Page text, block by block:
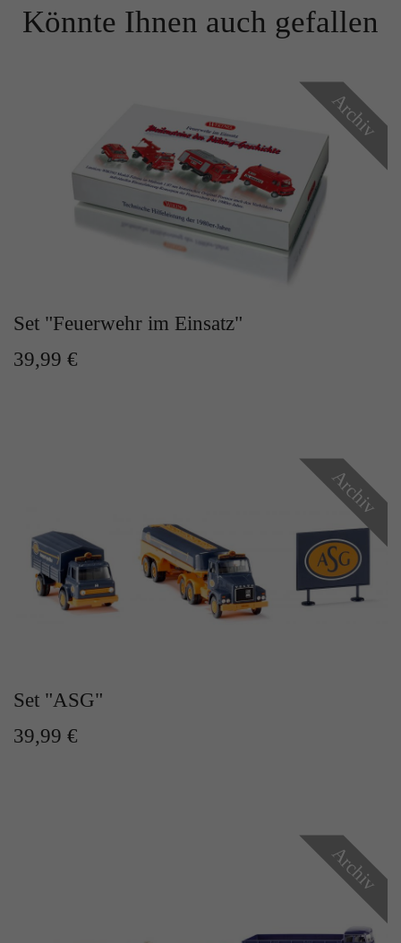
Könnte Ihnen auch gefallen
Archiv
Set "Feuerwehr im Einsatz"
39,99 €
Archiv
Set "ASG"
39,99 €
Archiv